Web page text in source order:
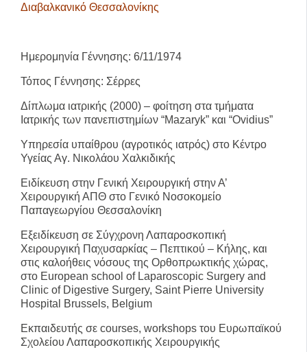
Διαβαλκανικό Θεσσαλονίκης
Ημερομηνία Γέννησης: 6/11/1974
Τόπος Γέννησης: Σέρρες
Δίπλωμα ιατρικής (2000) – φοίτηση στα τμήματα
Ιατρικής των πανεπιστημίων “Mazaryk” και “Ovidius”
Υπηρεσία υπαίθρου (αγροτικός ιατρός) στο Κέντρο
Υγείας Αγ. Νικολάου Χαλκιδικής
Ειδίκευση στην Γενική Χειρουργική στην Α’
Χειρουργική ΑΠΘ στο Γενικό Νοσοκομείο
Παπαγεωργίου Θεσσαλονίκη
Εξειδίκευση σε Σύγχρονη Λαπαροσκοπική
Χειρουργική Παχυσαρκίας – Πεπτικού – Κήλης, και
στις καλοήθεις νόσους της Ορθοπρωκτικής χώρας,
στο European school of Laparoscopic Surgery and
Clinic of Digestive Surgery, Saint Pierre University
Hospital Brussels, Belgium
Εκπαιδευτής σε courses, workshops του Ευρωπαϊκού
Σχολείου Λαπαροσκοπικής Χειρουργικής